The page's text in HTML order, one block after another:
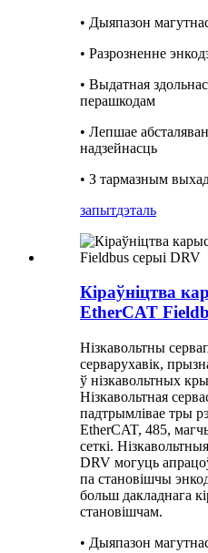
• Дыяпазон
• Разрозненне
• Выдатная
перашкодам
• Лепшае
надзейнасць
• З тармазным
запытдэталь
Кіраўніцтва
EtherCAT
Нізкавольтны
серварухавік,
ў нізкавольтных
Нізкавольтная
падтрымлівае тры
EtherCAT, 485,
сеткі.
DRV могуць
па становішчы
больш дакладнага
становішчам.
• Дыяпазон